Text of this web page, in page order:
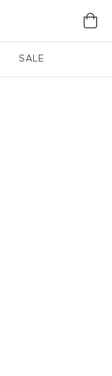
SALE